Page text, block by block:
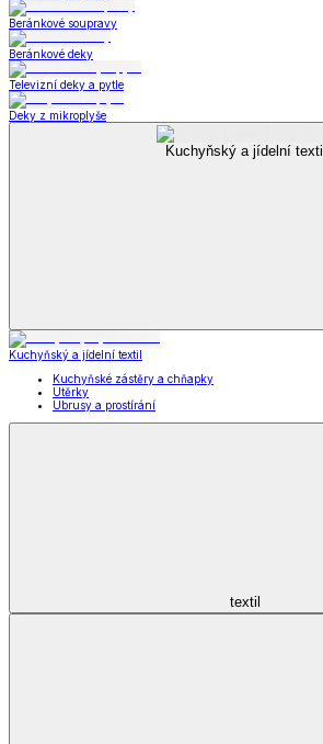
Beránkové soupravy
Beránkové deky
Televizní deky a pytle
Deky z mikroplyše
Kuchyňský a jídelní textil
Kuchyňský a jídelní textil
Kuchyňské zástěry a chňapky
Utěrky
Ubrusy a prostírání
textil